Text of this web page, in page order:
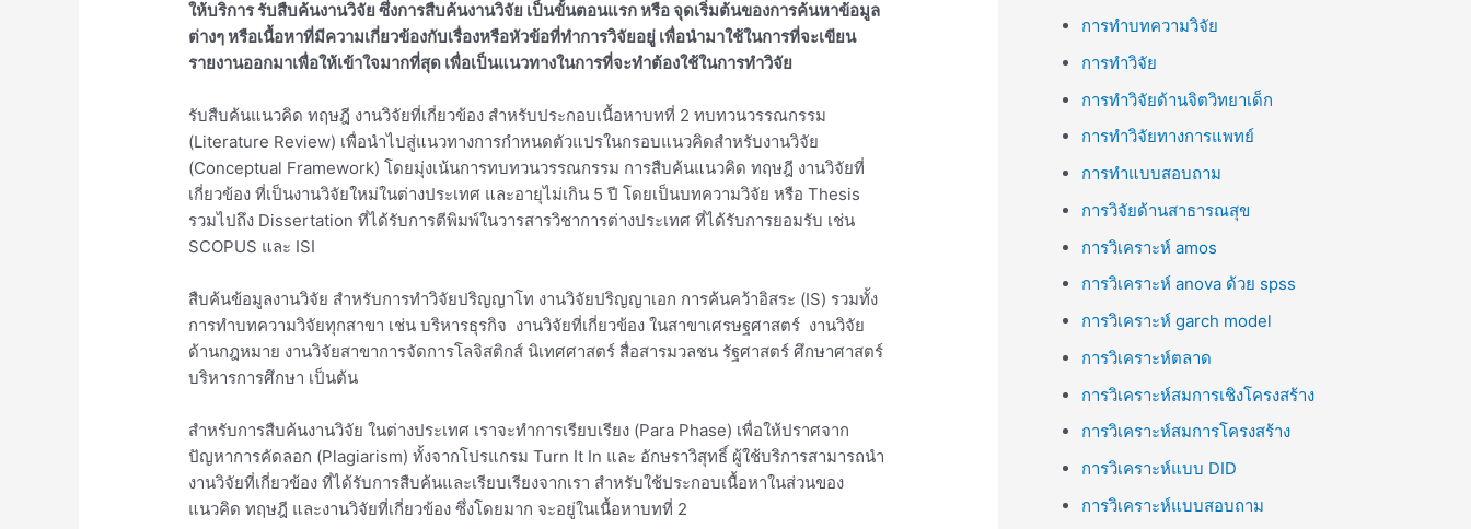
ให้บริการ รับสืบค้นงานวิจัย ซึ่งการสืบค้นงานวิจัย เป็นขั้นตอนแรก หรือ จุดเริ่มต้นของการค้นหาข้อมูล
ต่างๆ หรือเนื้อหาที่มีความเกี่ยวข้องกับเรื่องหรือหัวข้อที่ทำการวิจัยอยู่ เพื่อนำมาใช้ในการที่จะเขียน
รายงานออกมาเพื่อให้เข้าใจมากที่สุด เพื่อเป็นแนวทางในการที่จะทำต้องใช้ในการทำวิจัย
รับสืบค้นแนวคิด ทฤษฎี งานวิจัยที่เกี่ยวข้อง สำหรับประกอบเนื้อหาบทที่ 2 ทบทวนวรรณกรรม
(Literature Review) เพื่อนำไปสู่แนวทางการกำหนดตัวแปรในกรอบแนวคิดสำหรับงานวิจัย
(Conceptual Framework) โดยมุ่งเน้นการทบทวนวรรณกรรม การสืบค้นแนวคิด ทฤษฎี งานวิจัยที่
เกี่ยวข้อง ที่เป็นงานวิจัยใหม่ในต่างประเทศ และอายุไม่เกิน 5 ปี โดยเป็นบทความวิจัย หรือ Thesis
รวมไปถึง Dissertation ที่ได้รับการตีพิมพ์ในวารสารวิชาการต่างประเทศ ที่ได้รับการยอมรับ เช่น
SCOPUS และ ISI
สืบค้นข้อมูลงานวิจัย สำหรับการทำวิจัยปริญญาโท งานวิจัยปริญญาเอก การค้นคว้าอิสระ (IS) รวมทั้ง
การทำบทความวิจัยทุกสาขา เช่น บริหารธุรกิจ งานวิจัยที่เกี่ยวข้อง ในสาขาเศรษฐศาสตร์ งานวิจัย
ด้านกฎหมาย งานวิจัยสาขาการจัดการโลจิสติกส์ นิเทศศาสตร์ สื่อสารมวลชน รัฐศาสตร์ ศึกษาศาสตร์
บริหารการศึกษา เป็นต้น
สำหรับการสืบค้นงานวิจัย ในต่างประเทศ เราจะทำการเรียบเรียง (Para Phase) เพื่อให้ปราศจาก
ปัญหาการคัดลอก (Plagiarism) ทั้งจากโปรแกรม Turn It In และ อักษราวิสุทธิ์ ผู้ใช้บริการสามารถนำ
งานวิจัยที่เกี่ยวข้อง ที่ได้รับการสืบค้นและเรียบเรียงจากเรา สำหรับใช้ประกอบเนื้อหาในส่วนของ
แนวคิด ทฤษฎี และงานวิจัยที่เกี่ยวข้อง ซึ่งโดยมาก จะอยู่ในเนื้อหาบทที่ 2
การทำบทความวิจัย
การทำวิจัย
การทำวิจัยด้านจิตวิทยาเด็ก
การทำวิจัยทางการแพทย์
การทำแบบสอบถาม
การวิจัยด้านสาธารณสุข
การวิเคราะห์ amos
การวิเคราะห์ anova ด้วย spss
การวิเคราะห์ garch model
การวิเคราะห์ตลาด
การวิเคราะห์สมการเชิงโครงสร้าง
การวิเคราะห์สมการโครงสร้าง
การวิเคราะห์แบบ DID
การวิเคราะห์แบบสอบถาม